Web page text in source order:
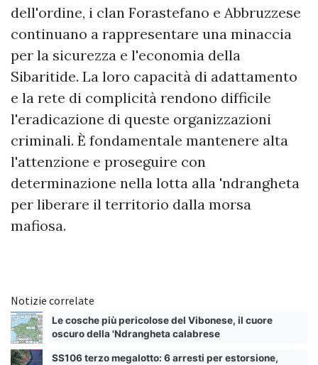
dell'ordine, i clan Forastefano e Abbruzzese
continuano a rappresentare una minaccia
per la sicurezza e l'economia della
Sibaritide. La loro capacità di adattamento
e la rete di complicità rendono difficile
l'eradicazione di queste organizzazioni
criminali. È fondamentale mantenere alta
l'attenzione e proseguire con
determinazione nella lotta alla 'ndrangheta
per liberare il territorio dalla morsa
mafiosa.
Notizie correlate
Le cosche più pericolose del Vibonese, il cuore
oscuro della 'Ndrangheta calabrese
SS106 terzo megalotto: 6 arresti per estorsione,